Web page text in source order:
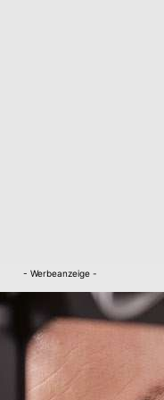
- Werbeanzeige -